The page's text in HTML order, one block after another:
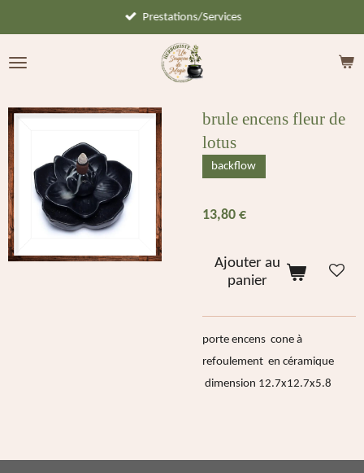
contenu
Prestations/Services
brule encens fleur de
lotus
backflow
13,80 €
Ajouter au
panier
porte encens cone à
refoulement en céramique
dimension 12.7x12.7x5.8